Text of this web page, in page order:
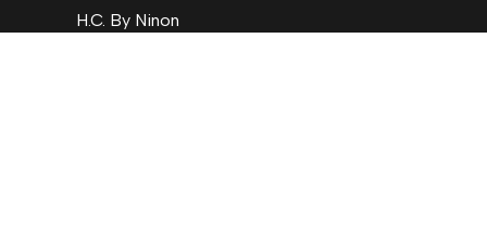
H.C. By Ninon